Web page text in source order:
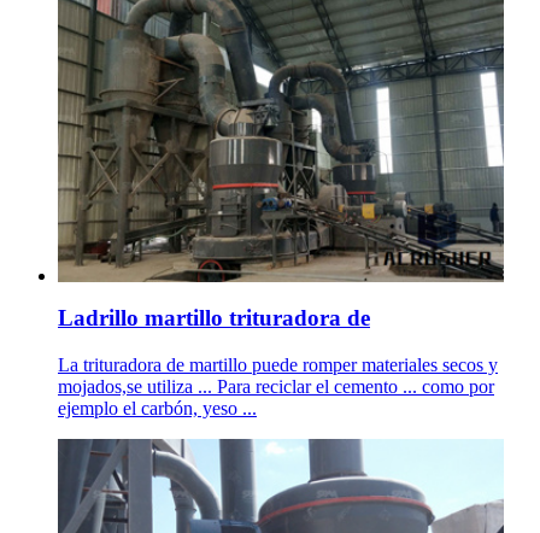
Ladrillo martillo trituradora de
La trituradora de martillo puede romper materiales secos y
mojados,se utiliza ... Para reciclar el cemento ... como por
ejemplo el carbón, yeso ...